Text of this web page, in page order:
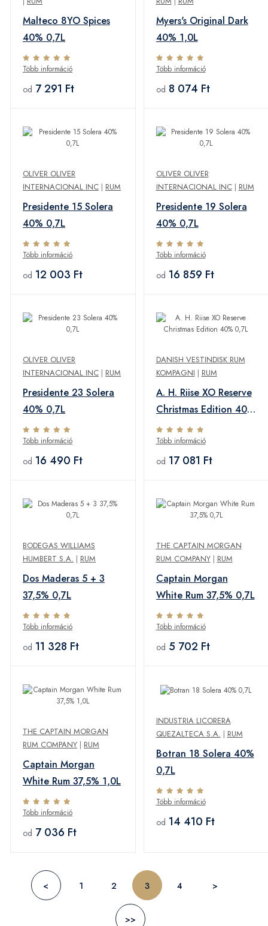
Malteco 8YO Spices
40% 0,7L
Több információ
od 7 291 Ft
Myers's Original Dark
40% 1,0L
Több információ
od 8 074 Ft
OLIVER OLIVER
INTERNACIONAL INC | RUM
Presidente 15 Solera
40% 0,7L
Több információ
od 12 003 Ft
OLIVER OLIVER
INTERNACIONAL INC| RUM
Presidente 19 Solera
40% 0,7L
Több információ
od 16 859 Ft
OLIVER OLIVER
INTERNACIONAL INC | RUM
Presidente 23 Solera
40% 0,7L
Több információ
od 16 490 Ft
DANISH VESTINDISK RUM
KOMPAGNI | RUM
A. H. Riise XO Reserve
Christmas Edition 40%
0,7L
Több információ
od 17 081 Ft
BODEGAS WILLIAMS
HUMBERT S.A. | RUM
Dos Maderas 5 + 3
37,5% 0,7L
Több információ
od 11 328 Ft
THE CAPTAIN MORGAN
RUM COMPANY| RUM
Captain Morgan
White Rum 37,5% 0,7L
Több információ
od 5 702 Ft
THE CAPTAIN MORGAN
RUM COMPANY | RUM
Captain Morgan
White Rum 37,5% 1,0L
Több információ
od 7 036 Ft
INDUSTRIA LICORERA
QUEZALTECA S.A. | RUM
Botran 18 Solera 40%
0,7L
Több információ
od 14 410 Ft
< 1 2 3 4 >
>>